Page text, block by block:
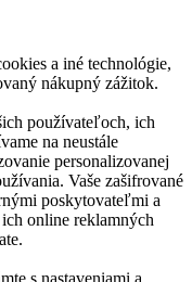
a iné technológie,
nákupný zážitok.
používateľoch, ich
na neustále
personalizovanej
Vaše zašifrované
poskytovateľmi a
online reklamných
s nastaveniami a